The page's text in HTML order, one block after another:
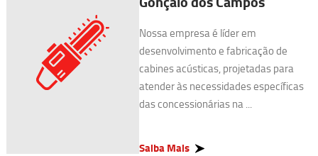
Nossa empresa é líder em
desenvolvimento e fabricação de
cabines acústicas, projetadas para
atender às necessidades específicas
das concessionárias na ...
Saiba Mais